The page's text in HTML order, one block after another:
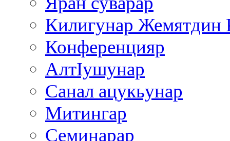
Килигунар Жемятдин
Конференцияр
АлтIушунар
Санал ацукьунар
Митингар
Семинарар